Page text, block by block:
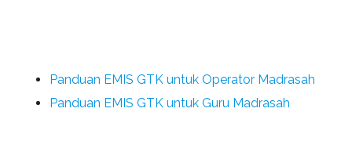
Panduan EMIS GTK untuk Operator Madrasah
Panduan EMIS GTK untuk Guru Madrasah